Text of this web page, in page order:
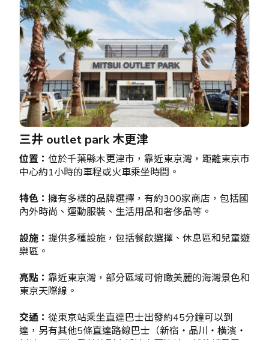
三井 outlet park 木更津
位置： 位於千葉縣木更津市，靠近東京灣，距離東京市
中心約1小時的車程或火車乘坐時間。
特色： 擁有多樣的品牌選擇，有約300家商店，包括國
內外時尚、運動服裝、生活用品和奢侈品等。
設施： 提供多種設施，包括餐飲選擇、休息區和兒童遊
樂區。
亮點： 靠近東京灣，部分區域可俯瞰美麗的海灣景色和
東京天際線。
交通： 從東京站乘坐直達巴士出發約45分鐘可以到
達，另有其他5條直達路線巴士（新宿・品川・橫濱・